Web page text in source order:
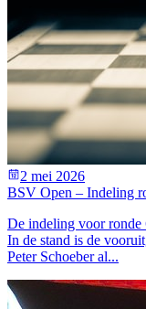
2 mei 2026
BSV Open – Indeling
De indeling voor ronde
In de stand is de
Peter Schoeber al...